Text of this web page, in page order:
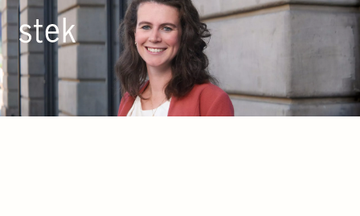
Doorgaan naar inhoud
Mensen